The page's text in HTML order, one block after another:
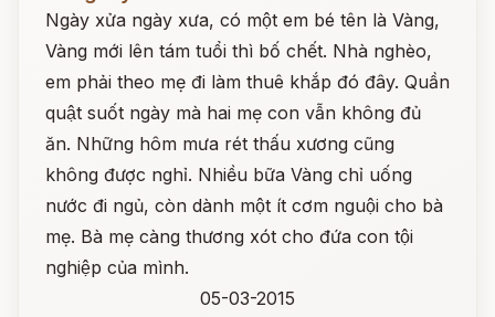
Ngày xửa ngày xưa, có một em bé tên là Vàng,
Vàng mới lên tám tuổi thì bố chết. Nhà nghèo,
em phải theo mẹ đi làm thuê khắp đó đây. Quần
quật suốt ngày mà hai mẹ con vẫn không đủ
ăn. Những hôm mưa rét thấu xương cũng
không được nghỉ. Nhiều bữa Vàng chỉ uống
nước đi ngủ, còn dành một ít cơm nguội cho bà
mẹ. Bà mẹ càng thương xót cho đứa con tội
nghiệp của mình.
05-03-2015